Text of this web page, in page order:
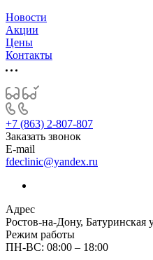
Новости
Акции
Цены
Контакты
+7 (863) 2-807-807
Заказать звонок
E-mail
fdeclinic@yandex.ru
Адрес
Ростов-на-Дону, Батуринская
Режим работы
ПН-ВС: 08:00 – 18:00